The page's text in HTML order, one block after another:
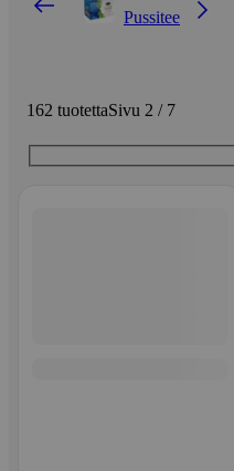
Pussitee
162 tuotettaSivu 2 / 7